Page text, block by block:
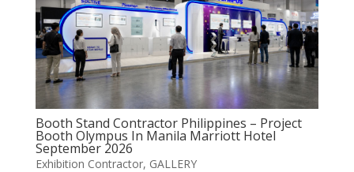
Booth Stand Contractor Philippines – Project
Booth Olympus In Manila Marriott Hotel
September 2026
Exhibition Contractor, GALLERY